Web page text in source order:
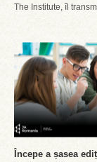
The Institute, îl
Începe a șasea